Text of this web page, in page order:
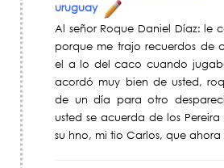
uruguay
Al señor Roque Daniel Díaz: le
porque me trajo recuerdos de
el a lo del caco cuando
acordó muy bien de usted,
de un día para otro
usted se acuerda de los
su hno, mi tio Carlos, que ahora